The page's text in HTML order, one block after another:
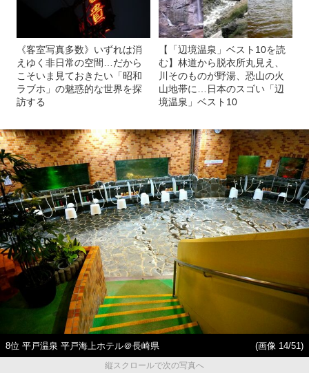
《客室写真多数》いずれは消
えゆく非日常の空間…だから
こそいま見ておきたい「昭和
ラブホ」の魅惑的な世界を探
訪する
【「辺境温泉」ベスト10を読
む】林道から脱衣所丸見え、
川そのものが野湯、恐山の火
山地帯に…日本のスゴい「辺
境温泉」ベスト10
8位 平戸温泉 平戸海上ホテル＠長崎県
(画像 14/51)
縦スクロールで次の写真へ